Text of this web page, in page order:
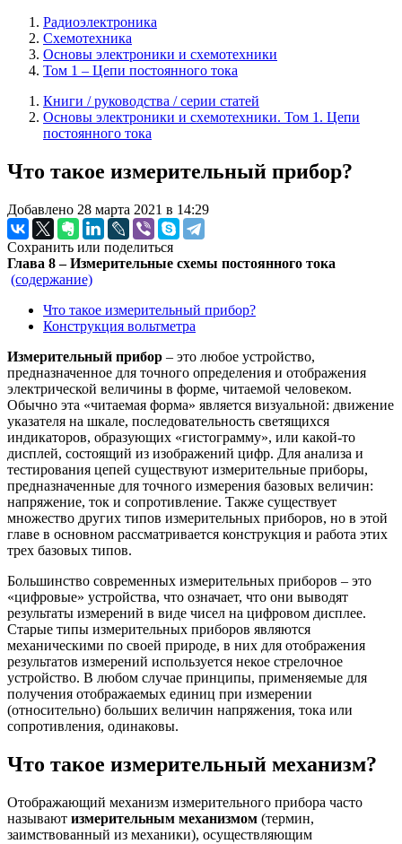
Радиоэлектроника
Схемотехника
Основы электроники и схемотехники
Том 1 – Цепи постоянного тока
Книги / руководства / серии статей
Основы электроники и схемотехники. Том 1. Цепи
постоянного тока
Что такое измерительный прибор?
Добавлено 28 марта 2021 в 14:29
Сохранить или поделиться
Глава 8 – Измерительные схемы постоянного тока
(содержание)
Что такое измерительный прибор?
Конструкция вольтметра
Измерительный прибор – это любое устройство,
предназначенное для точного определения и отображения
электрической величины в форме, читаемой человеком.
Обычно эта «читаемая форма» является визуальной: движение
указателя на шкале, последовательность светящихся
индикаторов, образующих «гистограмму», или какой-то
дисплей, состоящий из изображений цифр. Для анализа и
тестирования цепей существуют измерительные приборы,
предназначенные для точного измерения базовых величин:
напряжение, ток и сопротивление. Также существует
множество других типов измерительных приборов, но в этой
главе в основном рассматривается конструкция и работа этих
трех базовых типов.
Большинство современных измерительных приборов – это
«цифровые» устройства, что означает, что они выводят
результаты измерений в виде чисел на цифровом дисплее.
Старые типы измерительных приборов являются
механическими по своей природе, в них для отображения
результатов измерений используется некое стрелочное
устройство. В любом случае принципы, применяемые для
получения отображаемых единиц при измерении
(относительно) больших величин напряжения, тока или
сопротивления, одинаковы.
Что такое измерительный механизм?
Отображающий механизм измерительного прибора часто
называют измерительным механизмом (термин,
заимствованный из механики), осуществляющим